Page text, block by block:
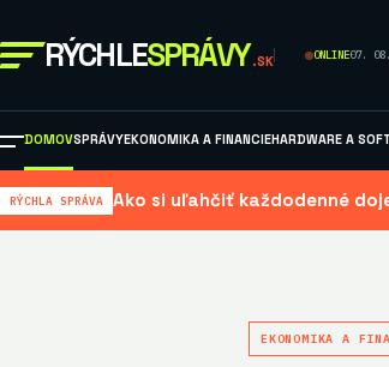
RÝCHLESPRÁVY .SK ONLINE07.
DOMOVSPRÁVYEKONOMIKA A FINANCIEHARDWARE A
RÝCHLA SPRÁVA Ako si uľahčiť každodenné
EKONOMIKA A